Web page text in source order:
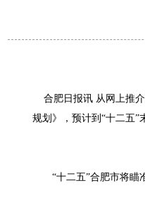
合肥日报讯 从网上推介
规划》，预计到“十二五”
“十二五”合肥市将瞄准